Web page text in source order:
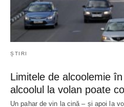
ȘTIRI
Limitele de alcoolemie
alcoolul la volan poate
Un pahar de vin la cină – și apoi la